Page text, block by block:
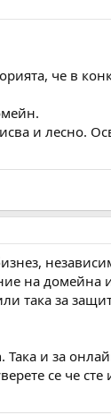
че в
и лесно.
на
така за
Така и за
се че